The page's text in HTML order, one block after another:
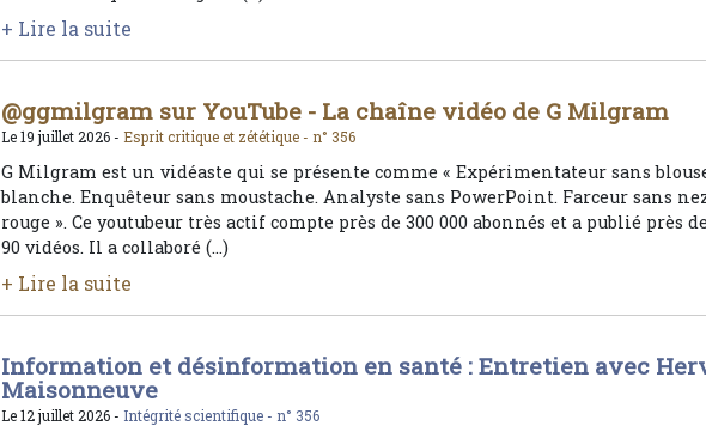
+ Lire la suite
@ggmilgram sur YouTube - La chaîne vidéo de G Milgram
Le 19 juillet 2026 -Esprit critique et zététique - n° 356
G Milgram est un vidéaste qui se présente comme « Expérimentateur sans
blanche. Enquêteur sans moustache. Analyste sans PowerPoint. Farceur sans
rouge ». Ce youtubeur très actif compte près de 300 000 abonnés et a publié près de
90 vidéos. Il a collaboré (…)
+ Lire la suite
Information et désinformation en santé : Entretien avec
Maisonneuve
Le 12 juillet 2026 - Intégrité scientifique - n° 356